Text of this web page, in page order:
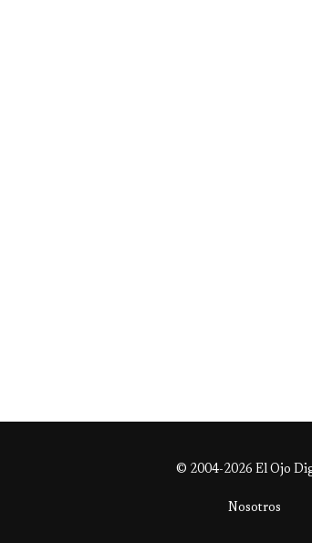
© 2004-2026 El Ojo
Nosotros